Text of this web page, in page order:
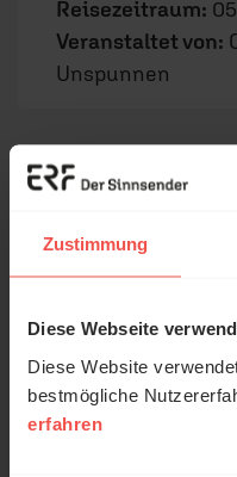
Zustimmung
Diese Webseite
Diese Website
bestmögliche
erfahren
Reisezeitraum:
Veranstaltet von:
Unspunnen
© unsplash